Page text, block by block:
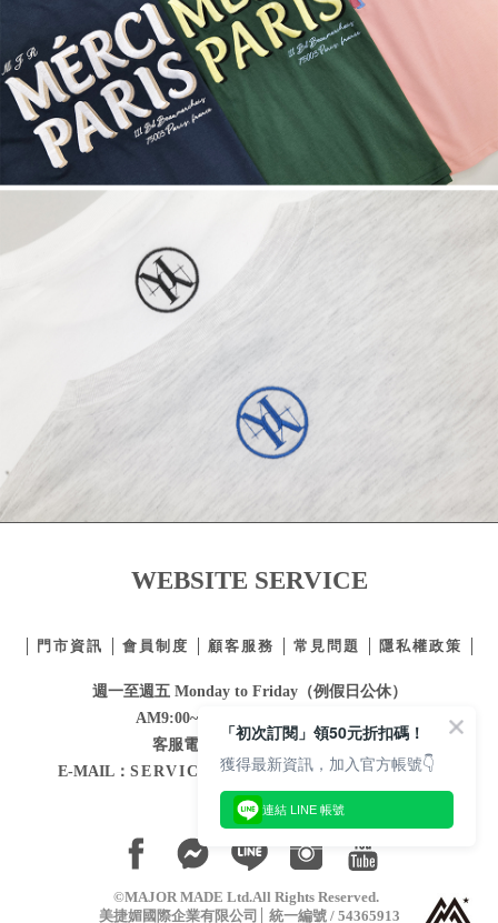
WEBSITE SERVICE
門市資訊 會員制度 顧客服務 常見問題 隱私權政策
週一至週五 Monday to Friday（例假日公休）
AM9:00~PM12:30 / PM1:30~6:00
客服電話：
02-2332-0855
E-MAIL： SERVICE@MAJORMADE.COM.TW
©MAJOR MADE Ltd.All Rights Reserved.
美捷媚國際企業有限公司
統一編號 / 54365913
「初次訂閱」領50元折扣碼！
獲得最新資訊，加入官方帳號👇
連結 LINE 帳號